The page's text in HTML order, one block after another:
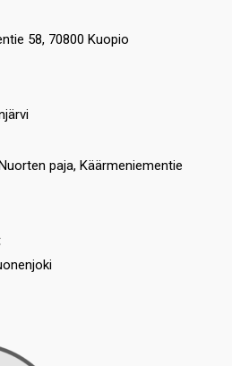
58, 70800 Kuopio
paja, Käärmeniementie